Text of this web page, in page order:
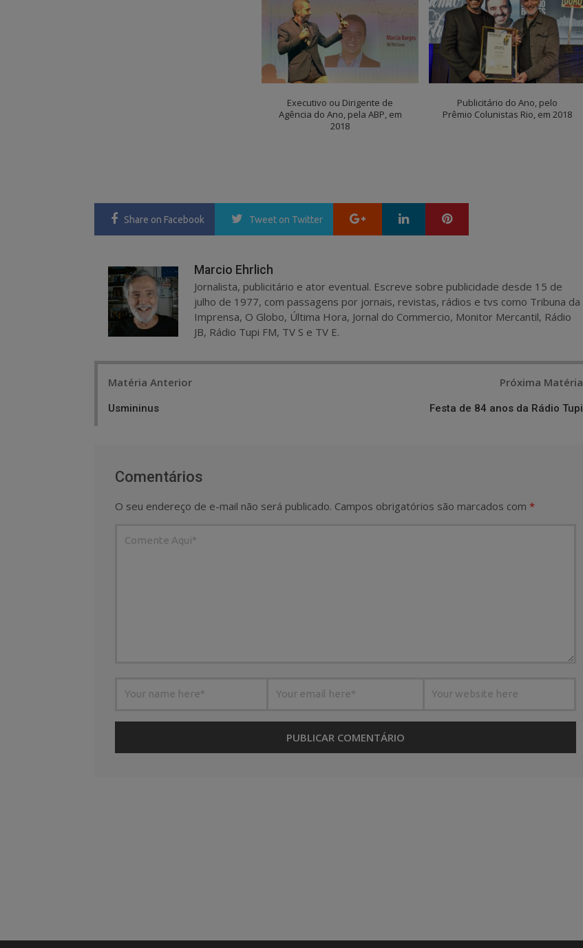
Executivo ou Dirigente de
Agência do Ano, pela ABP, em
2018
Publicitário do Ano, pelo
Prêmio Colunistas Rio, em 2018
Share on Facebook Tweet on Twitter Google+ LinkedIn
Marcio Ehrlich
Jornalista, publicitário e ator eventual. Escreve sobre publicidade desde 15 de
julho de 1977, com passagens por jornais, revistas, rádios e tvs como Tribuna da
Imprensa, O Globo, Última Hora, Jornal do Commercio, Monitor Mercantil, Rádio
JB, Rádio Tupi FM, TV S e TV E.
Matéria Anterior
Usmininus
Próxima Matéria
Festa de 84 anos da Rádio Tupi
Comentários
O seu endereço de e-mail não será publicado. Campos obrigatórios são marcados com *